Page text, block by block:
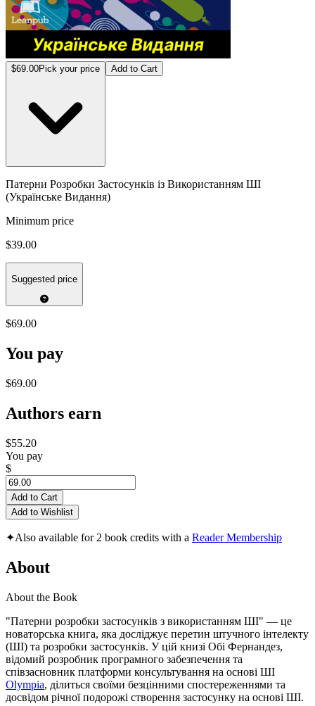
$69.00Pick your price Add to Cart
Патерни Розробки Застосунків із Використанням ШІ
(Українське Видання)
Minimum price
$39.00
Suggested price
$69.00
You pay
$69.00
Authors earn
$55.20
You pay
$
Add to Cart
Add to Wishlist
✦Also available for 2 book credits with a Reader Membership
About
About the Book
"Патерни розробки застосунків з використанням ШІ" — це
новаторська книга, яка досліджує перетин штучного інтелекту
(ШІ) та розробки застосунків. У цій книзі Обі Фернандез,
відомий розробник програмного забезпечення та
співзасновник платформи консультування на основі ШІ
Olympia, ділиться своїми безцінними спостереженнями та
досвідом річної подорожі створення застосунку на основі ШІ.